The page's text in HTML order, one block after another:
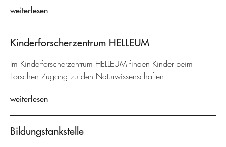
weiterlesen
Kinderforscherzentrum HELLEUM
Im Kinderforscherzentrum HELLEUM finden Kinder beim
Forschen Zugang zu den Naturwissenschaften.
weiterlesen
Bildungstankstelle